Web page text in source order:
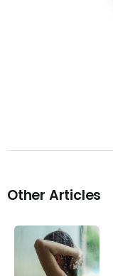
Other Articles